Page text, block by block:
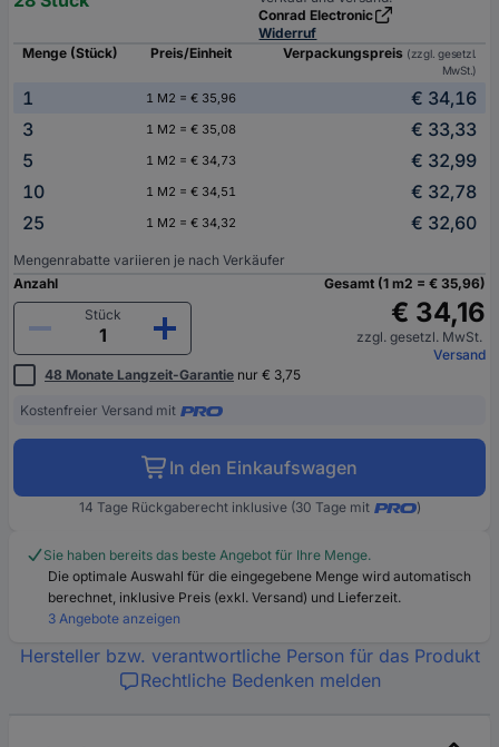
Conrad Electronic
Widerruf
Menge (Stück)
Preis/Einheit Verpackungspreis (zzgl. gesetzl.
MwSt.)
1 1 M2 = € 35,96
€ 34,16
3
1 M2 = € 35,08
€ 33,33
5
1 M2 = € 34,73
€ 32,99
10
1 M2 = € 34,51
€ 32,78
25
1 M2 = € 34,32 € 32,60
Mengenrabatte variieren je nach Verkäufer
Anzahl
Stück
Gesamt (1 m2 = € 35,96)
€ 34,16
zzgl. gesetzl. MwSt.
Versand
48 Monate Langzeit-Garantie nur € 3,75
Kostenfreier Versand mit
In den Einkaufswagen
14 Tage Rückgaberecht inklusive (30 Tage mit )
Sie haben bereits das beste Angebot für Ihre Menge.
Die optimale Auswahl für die eingegebene Menge wird automatisch
berechnet, inklusive Preis (exkl. Versand) und Lieferzeit.
3 Angebote anzeigen
Hersteller bzw. verantwortliche Person für das Produkt
Rechtliche Bedenken melden